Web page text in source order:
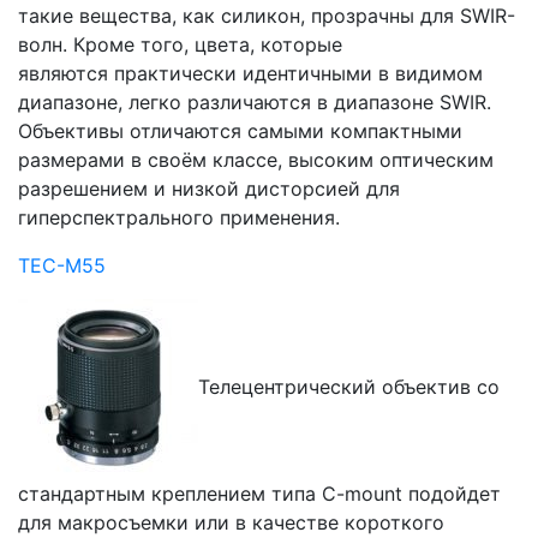
такие вещества, как силикон, прозрачны для SWIR-
волн. Кроме того, цвета, которые
являются практически идентичными в видимом
диапазоне, легко различаются в диапазоне SWIR.
Объективы отличаются самыми компактными
размерами в своём классе, высоким оптическим
разрешением и низкой дисторсией для
гиперспектрального применения.
TEC-M55
Телецентрический объектив со
стандартным креплением типа C-mount подойдет
для макросъемки или в качестве короткого